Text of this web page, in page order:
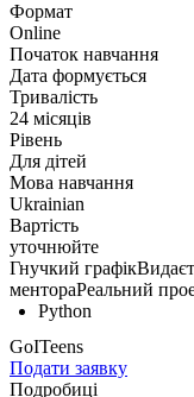
Формат
Online
Початок навчання
Дата формується
Тривалість
24 місяців
Рівень
Для дітей
Мова навчання
Ukrainian
Вартість
уточнюйте
Гнучкий графік
ментораРеальний
Python
GoITeens
Подати заявку
Подробиці